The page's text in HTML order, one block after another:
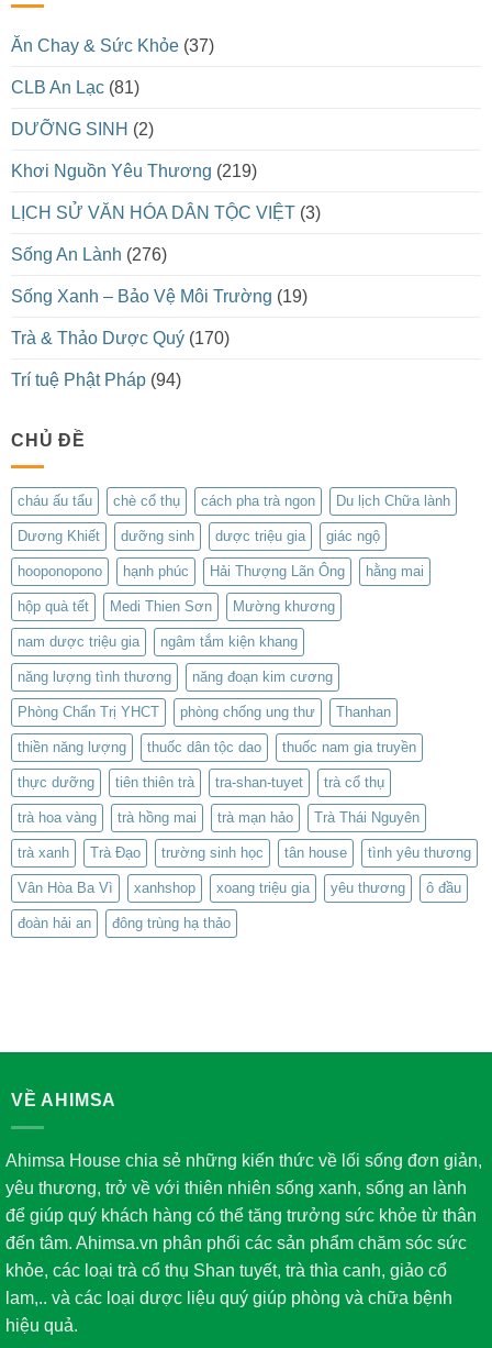
Ăn Chay & Sức Khỏe (37)
CLB An Lạc (81)
DƯỠNG SINH (2)
Khơi Nguồn Yêu Thương (219)
LỊCH SỬ VĂN HÓA DÂN TỘC VIỆT (3)
Sống An Lành (276)
Sống Xanh – Bảo Vệ Môi Trường (19)
Trà & Thảo Dược Quý (170)
Trí tuệ Phật Pháp (94)
CHỦ ĐỀ
cháu ấu tẩu chè cổ thụ cách pha trà ngon Du lịch Chữa lành
Dương Khiết dưỡng sinh dược triệu gia giác ngộ
hooponopono hạnh phúc Hải Thượng Lãn Ông hằng mai
hộp quà tết Medi Thien Sơn Mường khương
nam dược triệu gia ngâm tắm kiện khang
năng lượng tình thương năng đoạn kim cương
Phòng Chẩn Trị YHCT phòng chống ung thư Thanhan
thiền năng lượng thuốc dân tộc dao thuốc nam gia truyền
thực dưỡng tiên thiên trà tra-shan-tuyet trà cổ thụ
trà hoa vàng trà hồng mai trà mạn hảo Trà Thái Nguyên
trà xanh Trà Đạo trường sinh học tân house tình yêu thương
Vân Hòa Ba Vì xanhshop xoang triệu gia yêu thương ô đầu
đoàn hải an đông trùng hạ thảo
VỀ AHIMSA
Ahimsa House chia sẻ những kiến thức về lối sống đơn giản,
yêu thương, trở về với thiên nhiên sống xanh, sống an lành
để giúp quý khách hàng có thể tăng trưởng sức khỏe từ thân
đến tâm. Ahimsa.vn phân phối các sản phẩm chăm sóc sức
khỏe, các loại trà cổ thụ Shan tuyết, trà thìa canh, giảo cổ
lam,.. và các loại dược liệu quý giúp phòng và chữa bệnh
hiệu quả.